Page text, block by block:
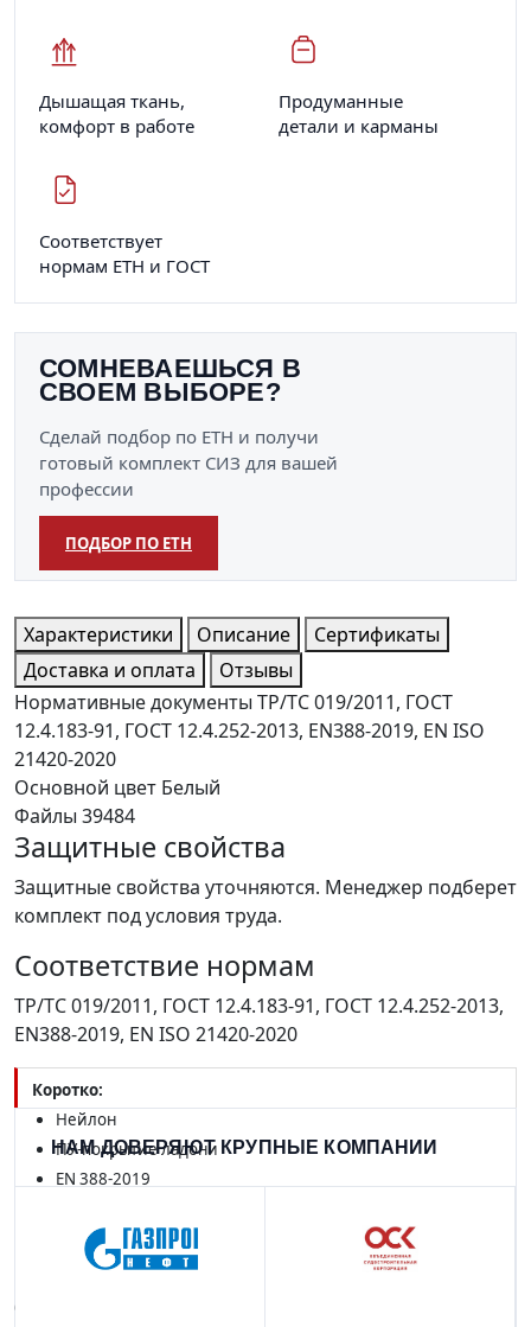
Дышащая ткань,
комфорт в работе
Продуманные
детали и карманы
Соответствует
нормам ЕТН и ГОСТ
СОМНЕВАЕШЬСЯ В
СВОЕМ ВЫБОРЕ?
Сделай подбор по ЕТН и получи
готовый комплект СИЗ для вашей
профессии
ПОДБОР ПО ЕТН
Характеристики Описание
Сертификаты
Доставка и оплата
Отзывы
Нормативные документы ТР/ТС 019/2011, ГОСТ
12.4.183-91, ГОСТ 12.4.252-2013, EN388-2019, EN ISO
21420-2020
Основной цвет Белый
Файлы 39484
Защитные свойства
Защитные свойства уточняются. Менеджер подберет
комплект под условия труда.
Соответствие нормам
ТР/ТС 019/2011, ГОСТ 12.4.183-91, ГОСТ 12.4.252-2013,
EN388-2019, EN ISO 21420-2020
Коротко:
Нейлон
ПУ-покрытие ладони
EN 388-2019
Перчатки нейлоновые с ПУ покрытием ладони, белые
белые. Лёгкие и точные для чистых сборочных работ.
НАМ ДОВЕРЯЮТ КРУПНЫЕ КОМПАНИИ